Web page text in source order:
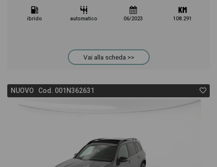
ibrido automatico 06/2023 108.291
Vai alla scheda >>
NUOVO Cod. 001N362631